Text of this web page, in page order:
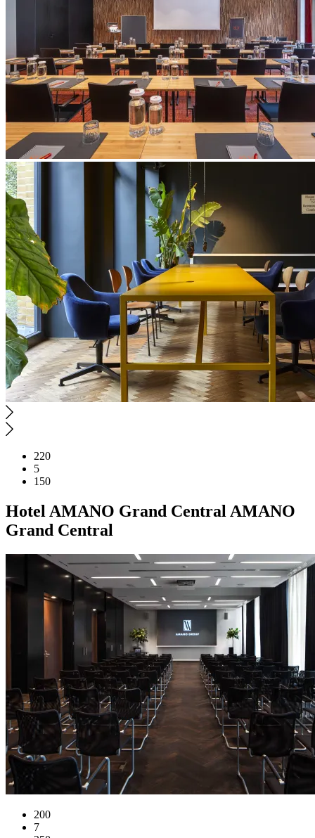
220
5
150
Hotel AMANO Grand Central AMANO
Grand Central
200
7